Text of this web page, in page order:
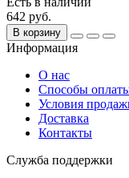
642 руб.
В корзину
Информация
О нас
Способы
Условия
Доставка
Контакты
Служба поддержки